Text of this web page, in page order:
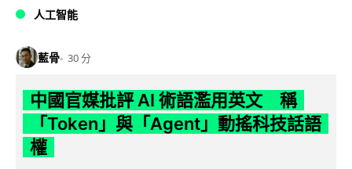
人工智能
藍骨 30 分
中國官媒批評 AI 術語濫用英文 稱
「Token」與「Agent」動搖科技話語
權